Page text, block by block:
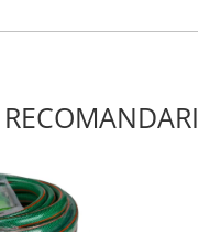
RECOMANDARI